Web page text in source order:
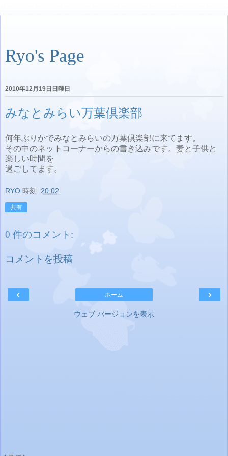
Ryo's Page
2010年12月19日日曜日
みなとみらい万葉倶楽部
何年ぶりかでみなとみらいの万葉倶楽部に来てます。
その中のネットコーナーからの書き込みです。妻と子供と
楽しい時間を
過ごしてます。
RYO 時刻: 20:02
共有
0 件のコメント:
コメントを投稿
‹ ›
ホーム
ウェブ バージョンを表示